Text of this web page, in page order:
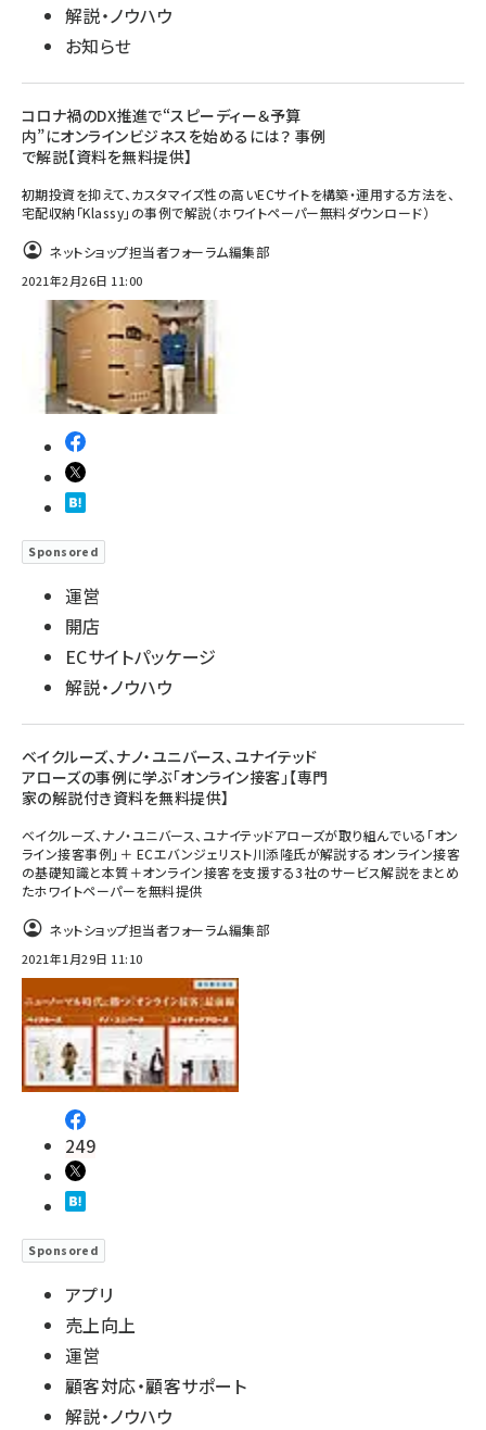
解説・ノウハウ
お知らせ
コロナ禍のDX推進で“スピーディー＆予算
内”にオンラインビジネスを始めるには？ 事例
で解説【資料を無料提供】
初期投資を抑えて、カスタマイズ性の高いECサイトを構築・運用する方法を、
宅配収納「Klassy」の事例で解説（ホワイトペーパー無料ダウンロード）
ネットショップ担当者フォーラム編集部
2021年2月26日 11:00
Sponsored
運営
開店
ECサイトパッケージ
解説・ノウハウ
ベイクルーズ、ナノ・ユニバース、ユナイテッド
アローズの事例に学ぶ「オンライン接客」【専門
家の解説付き資料を無料提供】
ベイクルーズ、ナノ・ユニバース、ユナイテッドアローズが取り組んでいる「オン
ライン接客事例」＋ ECエバンジェリスト川添隆氏が解説するオンライン接客
の基礎知識と本質＋オンライン接客を支援する3社のサービス解説をまとめ
たホワイトペーパーを無料提供
ネットショップ担当者フォーラム編集部
2021年1月29日 11:10
249
Sponsored
アプリ
売上向上
運営
顧客対応・顧客サポート
解説・ノウハウ